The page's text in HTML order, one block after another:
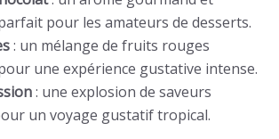
pour les amateurs de desserts.
: un mélange de fruits rouges
une expérience gustative intense.
: une explosion de saveurs
un voyage gustatif tropical.